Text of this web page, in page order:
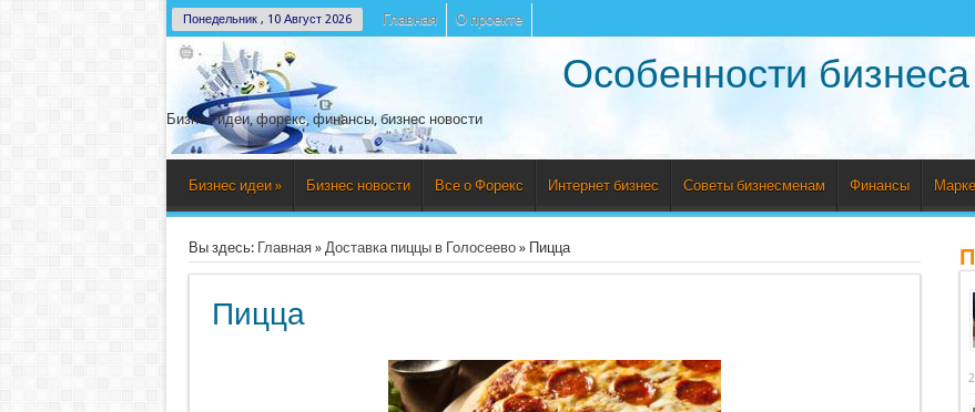
Понедельник , 10 Август 2026 Главная О проекте
Особенности
Бизнес идеи, форекс, финансы, бизнес новости
Бизнес идеи » Бизнес новости Все о Форекс Интернет бизнес Советы бизнесменам Финансы
Вы здесь: Главная» Доставка пиццы в Голосеево» Пицца
Пицца